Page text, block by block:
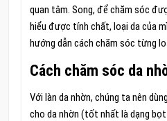
quan tâm. Song, để chăm sóc
hiểu được tính chất, loại da của
hướng dẫn cách chăm sóc từng
Cách chăm sóc da
Với làn da nhờn, chúng ta nên
cho da nhờn (tốt nhất là dạng